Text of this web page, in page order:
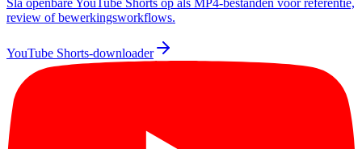
Sla openbare YouTube Shorts op als MP4-bestanden voor referentie,
review of bewerkingsworkflows.
YouTube Shorts-downloader